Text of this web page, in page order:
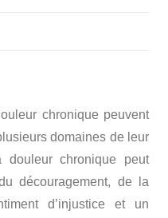
chronique peuvent
domaines de leur
chronique peut
découragement, de la
d’injustice et un